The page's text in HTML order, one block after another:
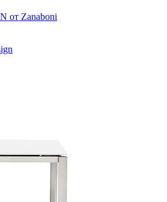
от Zanaboni